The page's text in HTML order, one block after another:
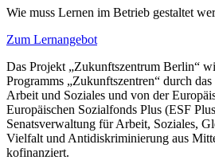
Wie muss Lernen im Betrieb gestaltet
Zum Lernangebot
Das Projekt „Zukunftszentrum Berlin“
Programms „Zukunftszentren“ durch
Arbeit und Soziales und von der
Europäischen Sozialfonds Plus (ESF
Senatsverwaltung für Arbeit, Soziales,
Vielfalt und Antidiskriminierung aus
kofinanziert.